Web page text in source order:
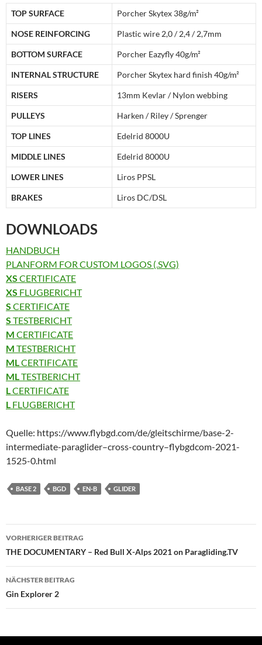
TOP SURFACE Porcher Skytex 38g/m²
NOSE REINFORCING Plastic wire 2,0 / 2,4 / 2,7mm
BOTTOM SURFACE Porcher Eazyfly 40g/m²
INTERNAL STRUCTURE Porcher Skytex hard finish 40g/m²
RISERS 13mm Kevlar / Nylon webbing
PULLEYS Harken / Riley / Sprenger
TOP LINES Edelrid 8000U
MIDDLE LINES Edelrid 8000U
LOWER LINES Liros PPSL
BRAKES Liros DC/DSL
DOWNLOADS
HANDBUCH
PLANFORM FOR CUSTOM LOGOS (.SVG)
XS CERTIFICATE
XS FLUGBERICHT
S CERTIFICATE
S TESTBERICHT
M CERTIFICATE
M TESTBERICHT
MLCERTIFICATE
MLTESTBERICHT
LCERTIFICATE
L FLUGBERICHT
Quelle: https://www.flybgd.com/de/gleitschirme/base-2-
intermediate-paraglider–cross-country–flybgdcom-2021-
1525-0.html
BASE 2 BGD EN-B GLIDER
Beitragsnavigation
VORHERIGER BEITRAG
THE DOCUMENTARY – Red Bull X-Alps 2021 on Paragliding.TV
NÄCHSTER BEITRAG
Gin Explorer 2